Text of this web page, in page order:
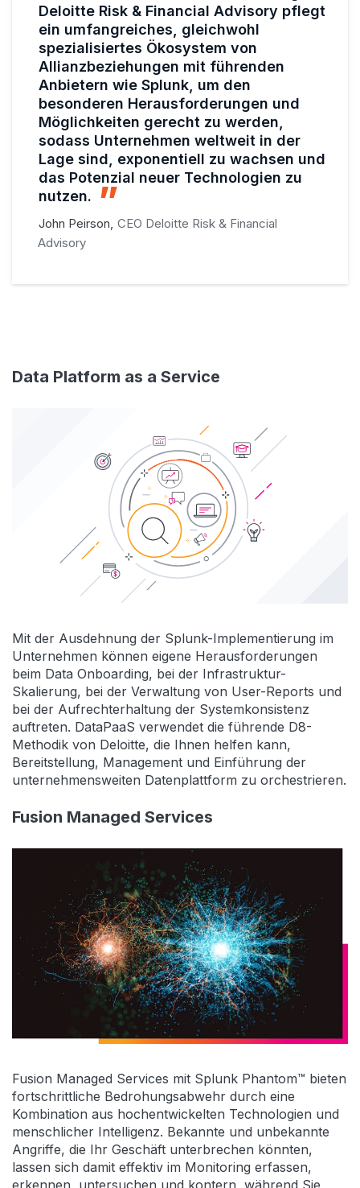
Deloitte Risk & Financial Advisory pflegt
ein umfangreiches, gleichwohl
spezialisiertes Ökosystem von
Allianzbeziehungen mit führenden
Anbietern wie Splunk, um den
besonderen Herausforderungen und
Möglichkeiten gerecht zu werden,
sodass Unternehmen weltweit in der
Lage sind, exponentiell zu wachsen und
das Potenzial neuer Technologien zu
nutzen.
John Peirson, CEO Deloitte Risk & Financial
Advisory
Data Platform as a Service
Mit der Ausdehnung der Splunk-Implementierung im
Unternehmen können eigene Herausforderungen
beim Data Onboarding, bei der Infrastruktur-
Skalierung, bei der Verwaltung von User-Reports und
bei der Aufrechterhaltung der Systemkonsistenz
auftreten. DataPaaS verwendet die führende D8-
Methodik von Deloitte, die Ihnen helfen kann,
Bereitstellung, Management und Einführung der
unternehmensweiten Datenplattform zu orchestrieren.
Fusion Managed Services
Fusion Managed Services mit Splunk Phantom™ bieten
fortschrittliche Bedrohungsabwehr durch eine
Kombination aus hochentwickelten Technologien und
menschlicher Intelligenz. Bekannte und unbekannte
Angriffe, die Ihr Geschäft unterbrechen könnten,
lassen sich damit effektiv im Monitoring erfassen,